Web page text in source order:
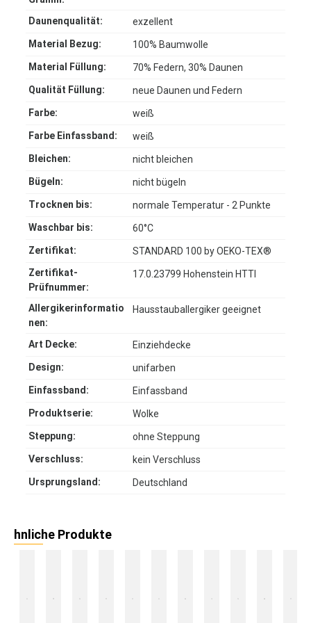
Daunenqualität:
exzellent
Material Bezug:
100% Baumwolle
Material Füllung:
70% Federn, 30% Daunen
Qualität Füllung:
neue Daunen und Federn
Farbe:
weiß
Farbe Einfassband:
weiß
Bleichen:
nicht bleichen
Bügeln:
nicht bügeln
Trocknen bis:
normale Temperatur - 2 Punkte
Waschbar bis:
60°C
Zertifikat:
STANDARD 100 by OEKO-TEX®
Zertifikat-
Prüfnummer:
17.0.23799 Hohenstein HTTI
Allergikerinformatio
nen:
Hausstauballergiker geeignet
Art Decke:
Einziehdecke
Design:
unifarben
Einfassband:
Einfassband
Produktserie:
Wolke
Steppung:
ohne Steppung
Verschluss:
kein Verschluss
Ursprungsland:
Deutschland
hnliche Produkte